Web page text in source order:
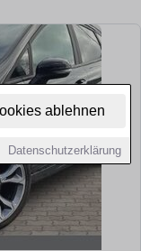
ablehnen
Datenschutzerklärung